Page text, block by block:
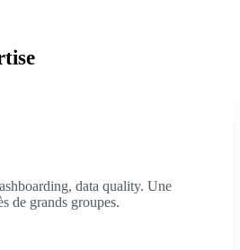
data quality. Une
de grands groupes.